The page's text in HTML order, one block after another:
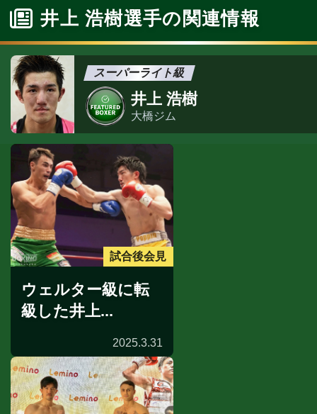
井上 浩樹選手の関連情報
スーパーライト級
井上 浩樹
大橋ジム
試合後会見
ウェルター級に転
級した井上...
2025.3.31